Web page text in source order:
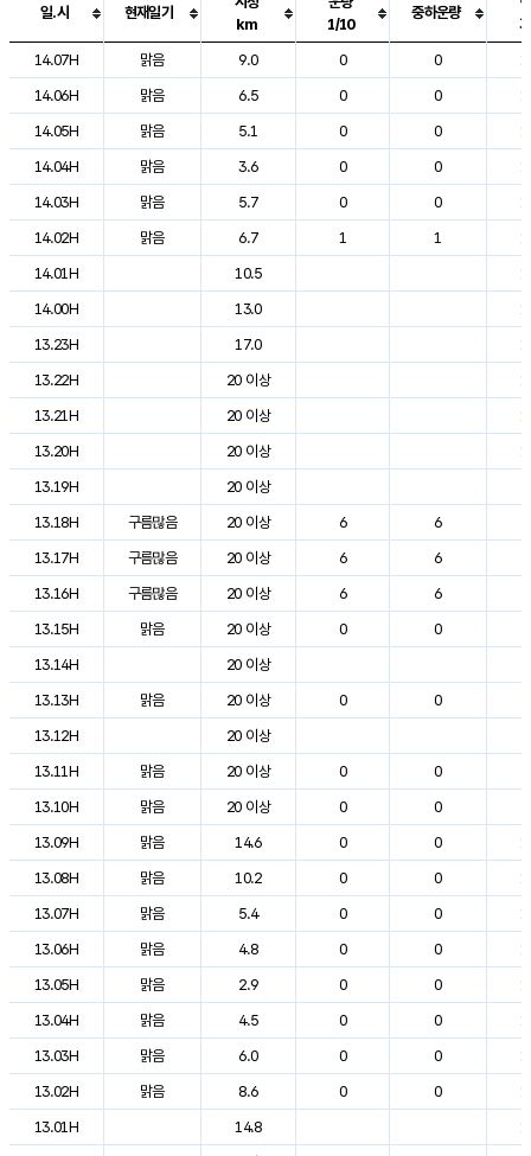
도시별 기상실황표로 지점, 날씨, 기온, 강수, 바람, 기압등을 안내한 표입
일.시 현재일기
km
1/10
중하운량
14.07H
맑음 9.0 0 0
14.06H
맑음 6.5 0 0
14.05H
맑음 5.1 0 0
14.04H
맑음 3.6 0 0
14.03H
맑음 5.7 0 0
14.02H
맑음 6.7 1 1
14.01H
10.5
14.00H
13.0
13.23H
17.0
13.22H
20 이상
13.21H
20 이상
13.20H
20 이상
13.19H
20 이상
13.18H
구름많음 20 이상 6 6
13.17H
구름많음 20 이상 6 6
13.16H
구름많음 20 이상 6 6
13.15H
맑음 20 이상 0 0
13.14H
20 이상
13.13H
맑음 20 이상 0 0
13.12H
20 이상
13.11H
맑음 20 이상 0 0
13.10H
맑음 20 이상 0 0
13.09H
맑음 14.6 0 0
13.08H
맑음 10.2 0 0
13.07H
맑음 5.4 0 0
13.06H
맑음 4.8 0 0
13.05H
맑음 2.9 0 0
13.04H
맑음 4.5 0 0
13.03H
맑음 6.0 0 0
13.02H
맑음 8.6 0 0
13.01H
14.8